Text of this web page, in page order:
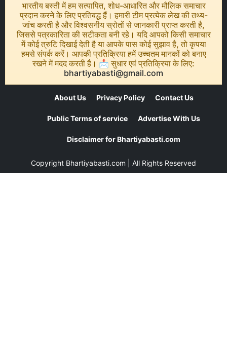
भारतीय बस्ती में हम सत्यापित, शोध-आधारित और मौलिक समाचार
प्रदान करने के लिए प्रतिबद्ध हैं। हमारी टीम प्रत्येक लेख की तथ्य-
जांच करती है और विश्वसनीय स्रोतों से जानकारी प्राप्त करती है,
जिससे पत्रकारिता की सटीकता बनी रहे। यदि आपको किसी समाचार
में कोई त्रुटि दिखाई देती है या आपके पास कोई सुझाव है, तो कृपया
हमसे संपर्क करें। आपकी प्रतिक्रिया हमें उच्चतम मानकों को बनाए
रखने में मदद करती है। 📩 सुधार एवं प्रतिक्रिया के लिए:
bhartiyabasti@gmail.com
About Us Privacy Policy Contact Us
Public Terms of service Advertise With Us
Disclaimer for Bhartiyabasti.com
Copyright Bhartiyabasti.com | All Rights Reserved